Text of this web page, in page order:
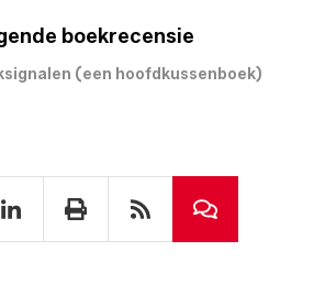
boekrecensie
(een hoofdkussenboek)